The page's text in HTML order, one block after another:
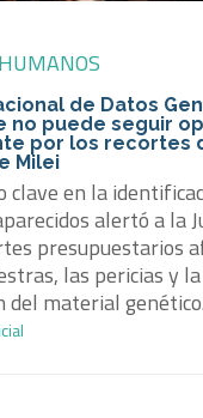
de Datos
no puede seguir
por los recortes
Milei
clave en la
alertó a la
presupuestarios
las pericias y la
del material genético.